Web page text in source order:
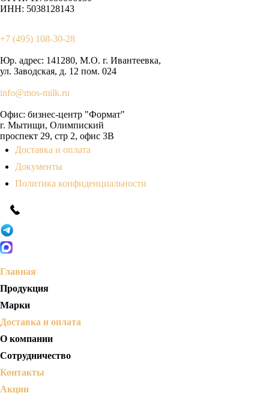
ИНН: 5038128143
+7 (495) 108-30-28
Юр. адрес: 141280, М.О. г. Ивантеевка,
ул. Заводская, д. 12 пом. 024
info@mos-milk.ru
Офис: бизнес-центр "Формат"
г. Мытищи, Олимпиский
проспект 29, стр 2, офис 3B
Доставка и оплата
Документы
Политика конфиденциальности
Главная
Продукция
Марки
Доставка и оплата
О компании
Сотрудничество
Контакты
Акции